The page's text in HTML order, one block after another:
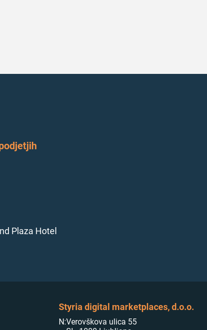
Plaza Hotel
Styria digital marketplaces, d.o.o.
N:Verovškova ulica 55